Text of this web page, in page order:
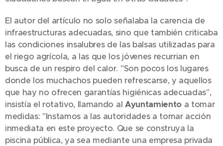
El autor del artículo no solo señalaba la carencia de
infraestructuras adecuadas, sino que también criticaba
las condiciones insalubres de las balsas utilizadas para
el riego agrícola, a las que los jóvenes recurrian en
busca de un respiro del calor. "Son pocos los lugares
donde los muchachos pueden refrescarse, y aquellos
que hay no ofrecen garantías higiénicas adecuadas",
insistía el rotativo, llamando al Ayuntamiento a tomar
medidas: "Instamos a las autoridades a tomar acción
inmediata en este proyecto. Que se construya la
piscina pública, ya sea mediante una empresa privada